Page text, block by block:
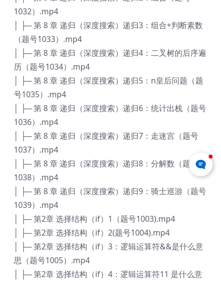
1032）.mp4
│ ├─ 第 8 章 递归（深度搜索）递归3：组合+判断素数
（题号1033）.mp4
│ ├─ 第 8 章 递归（深度搜索）递归4：二叉树的后序遍
历（题号1034）.mp4
│ ├─ 第 8 章 递归（深度搜索）递归5：n皇后问题（题
号1035）.mp4
│ ├─ 第 8 章 递归（深度搜索）递归6：统计出栈（题号
1036）.mp4
│ ├─ 第 8 章 递归（深度搜索）递归7：走迷宫（题号
1037）.mp4
│ ├─ 第 8 章 递归（深度搜索）递归8：分解数（题号
1038）.mp4
│ ├─ 第 8 章 递归（深度搜索）递归9：骑士巡游（题号
1039）.mp4
│ ├─ 第2章 选择结构（if）1（题号1003).mp4
│ ├─ 第2章 选择结构（if）2(题号1004).mp4
│ ├─ 第2章 选择结构（if）3：逻辑运算符&&是什么意
思（题号1005）.mp4
│ ├─ 第2章 选择结构（if）4：逻辑运算符11 是什么意